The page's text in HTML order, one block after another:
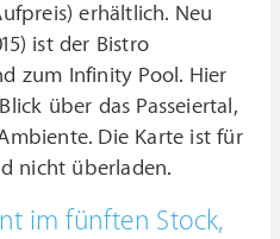
erhältlich. Neu
ist der Bistro
zum Infinity Pool. Hier
über das Passeiertal,
Die Karte ist für
nicht überladen.
im fünften Stock,